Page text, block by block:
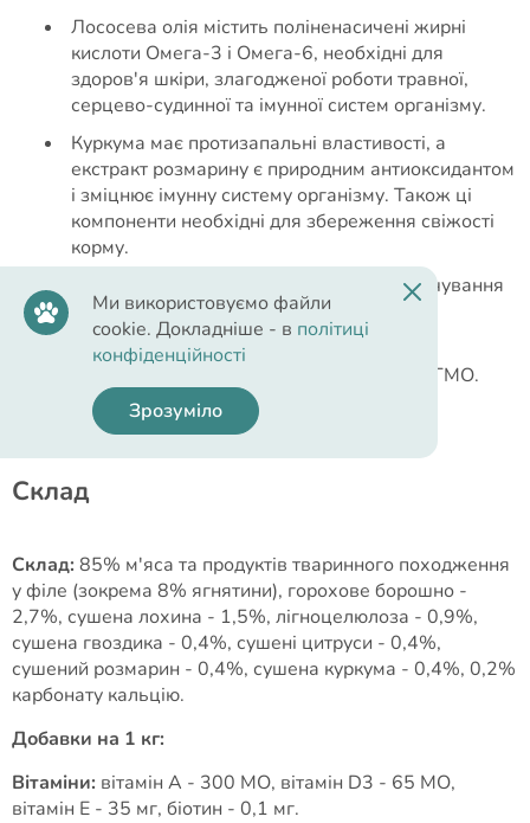
Лососева олія містить поліненасичені жирні
кислоти Омега-3 і Омега-6, необхідні для
здоров'я шкіри, злагодженої роботи травної,
серцево-судинної та імунної систем організму.
Куркума має протизапальні властивості, а
екстракт розмарину є природним антиоксидантом
і зміцнює імунну систему організму. Також ці
компоненти необхідні для збереження свіжості
корму.
Можна використовувати як основне харчування
та як доповнення до сухого корму для
різноманітності раціону собаки.
Не містить ароматизаторів, сої, цукру та ГМО.
Cклад
Склад: 85% м'яса та продуктів тваринного походження
у філе (зокрема 8% ягнятини), горохове борошно -
2,7%, сушена лохина - 1,5%, лігноцелюлоза - 0,9%,
сушена гвоздика - 0,4%, сушені цитруси - 0,4%,
сушений розмарин - 0,4%, сушена куркума - 0,4%, 0,2%
карбонату кальцію.
Добавки на 1 кг:
Вітаміни: вітамін А - 300 МО, вітамін D3 - 65 МО,
вітамін Е - 35 мг, біотин - 0,1 мг.
Ми використовуємо файли
cookie. Докладніше - в політиці
конфіденційності
Зрозуміло